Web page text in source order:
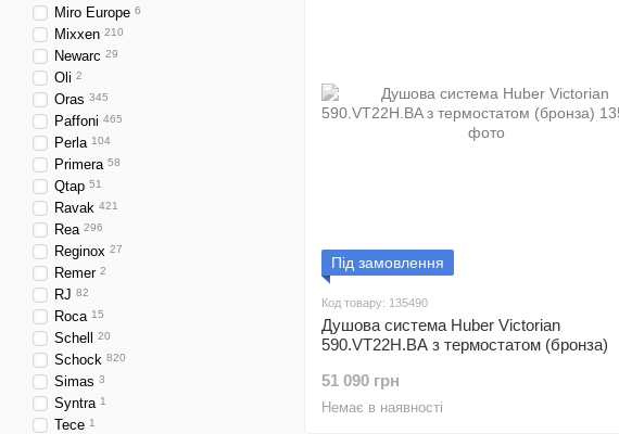
Під замовлення
Код товару: 135490
Душова система Huber Victorian
590.VT22H.BA з термостатом (бронза)
51 090 грн
Немає в наявності
Miro Europe 6
Mixxen 210
Newarc 29
Oli 2
Oras 345
Paffoni 465
Perla 104
Primera 58
Qtap 51
Ravak 421
Rea 296
Reginox 27
Remer 2
RJ 82
Roca 15
Schell 20
Schock 820
Simas 3
Syntra 1
Tece 1